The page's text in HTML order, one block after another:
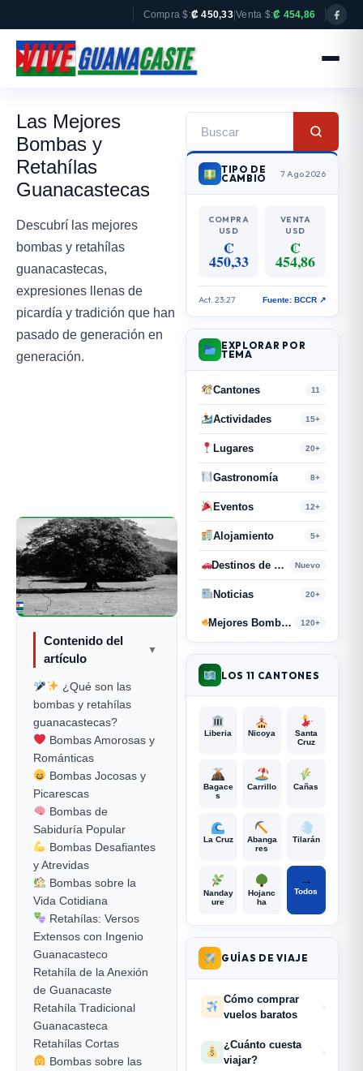
Compra $:₡ 450,33| Venta $:₡ 454,86
Las Mejores
Bombas y
Retahílas
Guanacastecas
Descubrí las mejores
bombas y retahílas
guanacastecas,
expresiones llenas de
picardía y tradición que han
pasado de generación en
generación.
Contenido del
artículo
▼
¿Qué son las
bombas y retahílas
guanacastecas?
Bombas Amorosas y
Románticas
Bombas Jocosas y
Picarescas
Bombas de
Sabiduría Popular
Bombas Desafiantes
y Atrevidas
Bombas sobre la
Vida Cotidiana
Retahílas: Versos
Extensos con Ingenio
Guanacasteco
Retahíla de la Anexión
de Guanacaste
Retahíla Tradicional
Guanacasteca
Retahílas Cortas
Bombas sobre las
TIPO DE
CAMBIO 7 Ago 2026
COMPRA
USD
₡
450,33
VENTA
USD
₡
454,86
Act. 23:27 Fuente: BCCR ↗
EXPLORAR POR
TEMA
Cantones 11
Actividades 15+
Lugares 20+
Gastronomía 8+
Eventos 12+
Alojamiento 5+
Destinos de Paso Nuevo
Noticias 20+
Mejores Bombas y Retahílas 120+
LOS 11 CANTONES
Liberia Nicoya
Santa
Cruz
Bagace
s
Carrillo Cañas
La Cruz
Abanga
res
Tilarán
Nanday
ure
Hojanc
ha
→
Todos
GUÍAS DE VIAJE
Cómo comprar
vuelos baratos
›
¿Cuánto cuesta
viajar?
›